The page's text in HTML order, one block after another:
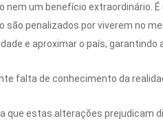
nem um benefício
penalizados por viverem no
e aproximar o país,
falta de conhecimento da
que estas alterações